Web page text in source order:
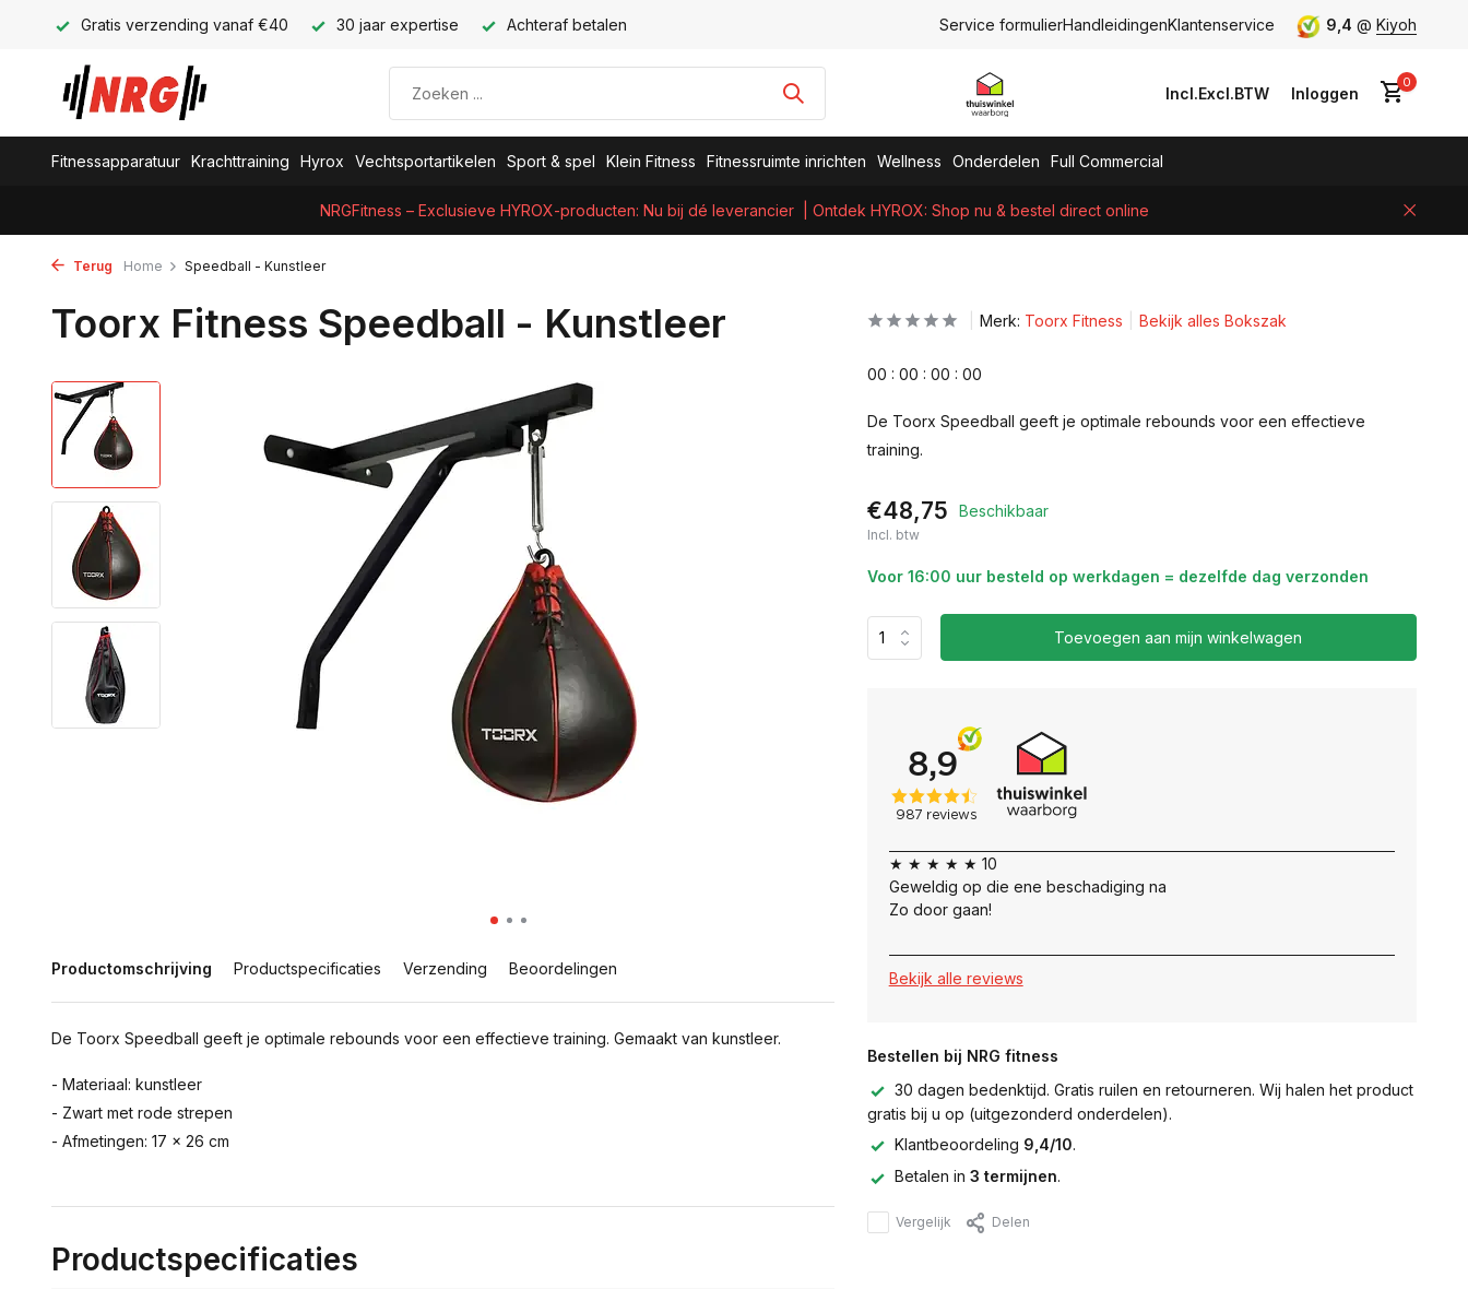
Gratis verzending vanaf €40 30 jaar expertise Achteraf betalen Service formulierHandleidingenKlantenservice 9,4 @ Kiyoh
Incl.Excl.BTW Inloggen
0
Fitnessapparatuur Krachttraining Hyrox Vechtsportartikelen Sport & spel Klein Fitness Fitnessruimte inrichten Wellness Onderdelen Full Commercial
NRGFitness – Exclusieve HYROX-producten: Nu bij dé leverancier | Ontdek HYROX: Shop nu & bestel direct online
Terug Home Speedball - Kunstleer
Toorx Fitness Speedball - Kunstleer
Productomschrijving Productspecificaties Verzending Beoordelingen
De Toorx Speedball geeft je optimale rebounds voor een effectieve training. Gemaakt van kunstleer.
- Materiaal: kunstleer
- Zwart met rode strepen
- Afmetingen: 17 x 26 cm
Productspecificaties
Merk: Toorx Fitness Bekijk alles Bokszak
00 : 00 : 00 : 00
De Toorx Speedball geeft je optimale rebounds voor een effectieve
training.
€48,75 Beschikbaar
Incl. btw
Voor 16:00 uur besteld op werkdagen = dezelfde dag verzonden
Toevoegen aan mijn winkelwagen
★ ★ ★ ★ ★ 10
Geweldig op die ene beschadiging na
Zo door gaan!
Bekijk alle reviews
Bestellen bij NRG fitness
30 dagen bedenktijd. Gratis ruilen en retourneren. Wij halen het product
gratis bij u op (uitgezonderd onderdelen).
Klantbeoordeling 9,4/10.
Betalen in 3 termijnen.
Vergelijk Delen